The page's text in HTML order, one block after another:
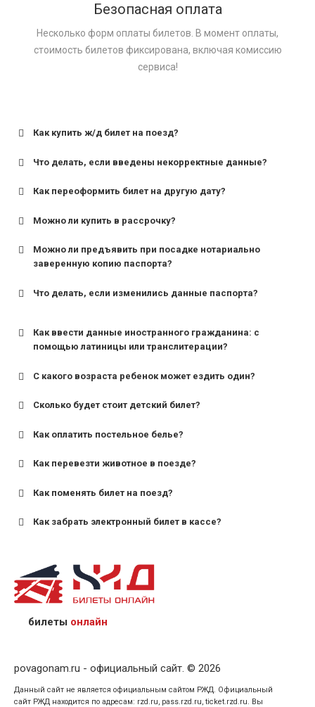
Безопасная оплата
Несколько форм оплаты билетов. В момент оплаты,
стоимость билетов фиксирована, включая комиссию
сервиса!
Как купить ж/д билет на поезд?
Что делать, если введены некорректные данные?
Как переоформить билет на другую дату?
Можно ли купить в рассрочку?
Можно ли предъявить при посадке нотариально
заверенную копию паспорта?
Что делать, если изменились данные паспорта?
Как ввести данные иностранного гражданина: с
помощью латиницы или транслитерации?
С какого возраста ребенок может ездить один?
для поездов дальнего следования — от 10 лет и
для пригородных поездов — от 7 лет.
Сколько будет стоит детский билет?
Как оплатить постельное белье?
Как перевезти животное в поезде?
Как поменять билет на поезд?
Как забрать электронный билет в кассе?
назвав кассиру 14-значный номер заказа;
предъявив удостоверение личности пассажира, на
кого оформлен билет.
билеты онлайн
povagonam.ru - официальный сайт. © 2026
Данный сайт не является официальным сайтом РЖД. Официальный
сайт РЖД находится по адресам: rzd.ru, pass.rzd.ru, ticket.rzd.ru. Вы